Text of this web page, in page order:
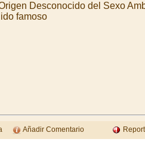
Desconocido del Sexo
famoso
Añadir Comentario